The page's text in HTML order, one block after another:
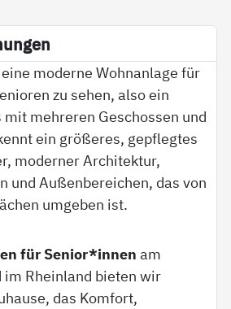
für Senior*innen am
im Rheinland bieten wir
das Komfort,